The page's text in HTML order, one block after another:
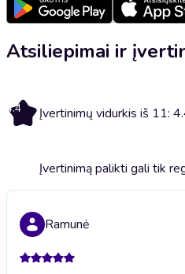
Atsiliepimai ir
4.4 Įvertinimų vidurkis iš 11:
Įvertinimą palikti gali tik
Ramunė